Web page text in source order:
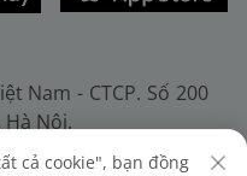
Nam - CTCP. Số 200
Nội.
Fax: (+84-24)
cả cookie", bạn đồng